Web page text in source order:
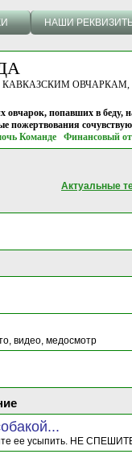
НАШИ
ОВЧАРКАМ, г.
овчарок, попавших в беду,
пожертвования
Команде Финансовый
Актуальные
видео, медосмотр
ее усыпить. НЕ